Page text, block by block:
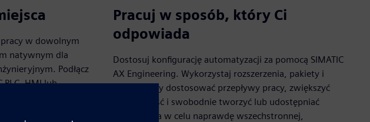
w dowolnym
natywnym dla
Podłącz
PLC, HMI lub
kluczowych danych
Pracuj w sposób, który Ci
odpowiada
Dostosuj konfigurację automatyzacji za pomocą SIMATIC
AX Engineering. Wykorzystaj rozszerzenia, pakiety i
skrypty, aby dostosować przepływy pracy, zwiększyć
elastyczność i swobodnie tworzyć lub udostępniać
rozwiązania w celu naprawdę wszechstronnej,